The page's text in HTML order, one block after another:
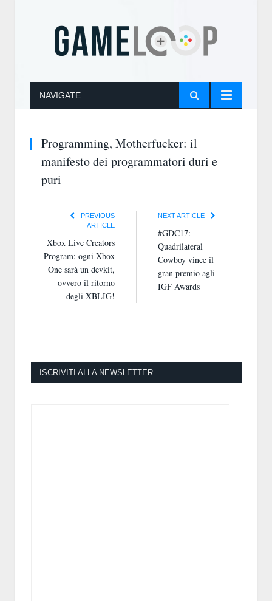
NAVIGATE
Programming, Motherfucker: il
manifesto dei programmatori duri e
puri
PREVIOUS
ARTICLE
Xbox Live Creators
Program: ogni Xbox
One sarà un devkit,
ovvero il ritorno
degli XBLIG!
NEXT ARTICLE
#GDC17:
Quadrilateral
Cowboy vince il
gran premio agli
IGF Awards
ISCRIVITI ALLA NEWSLETTER